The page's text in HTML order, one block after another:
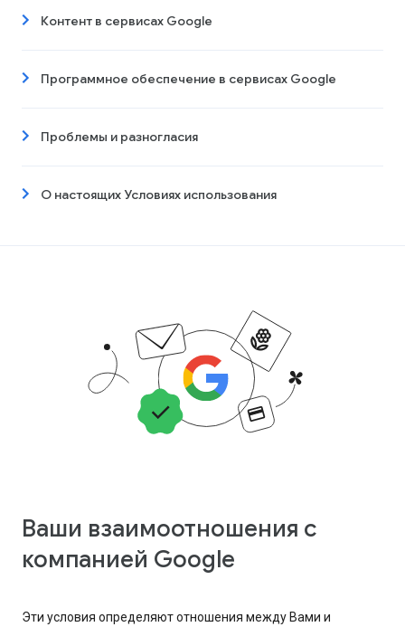
Контент в сервисах Google
Программное обеспечение в сервисах Google
Проблемы и разногласия
О настоящих Условиях использования
Ваши взаимоотношения с
компанией Google
Эти условия определяют отношения между Вами и